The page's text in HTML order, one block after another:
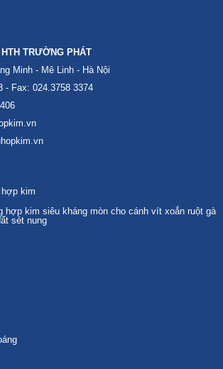
TRƯỜNG PHÁT
Minh - Mê Linh - Hà Nội
- Fax: 024.3758 3374
kim
hợp kim siêu kháng mòn cho cánh vít xoắn ruột gà
sét nung